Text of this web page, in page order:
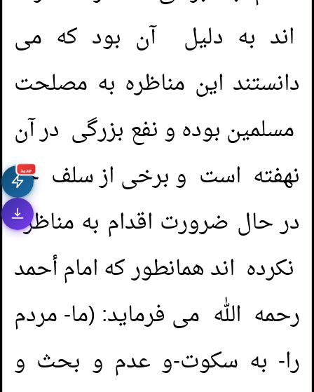
جديد
اند به دلیل آن بود که می
دانستند این مناظره به مصلحت
مسلمین بوده و نفع بزرگی در آن
نهفته است و برخی از سلف جز
در حال ضرورت اقدام به مناظره
نکرده اند همانطور که امام أحمد
رحمه الله می فرماید: (ما- مردم
را- به سکوت-و عدم و بحث و